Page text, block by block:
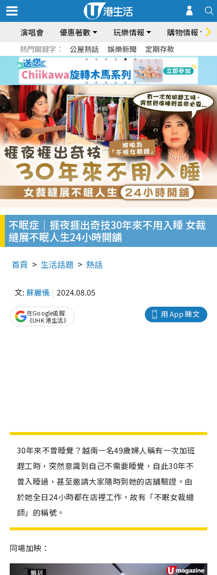
演唱會 優惠著數 玩樂情報 購物情報
熱門關鍵字： 公屋熱話 娛樂新聞 定期存款
不眠症｜捱夜捱出奇技30年來不用入睡 女裁
縫展不眠人生24小時開舖
首頁 生活話題 熱話
文: 蘇麗儀 2024.08.05
用 App 睇文
在Google追蹤
《UHK 港生活》
30年來不曾睡覺？越南一名49歲婦人稱有一次加班
趕工時，突然意識到自己不需要睡覺，自此30年不
曾入睡過，甚至邀請大家隨時到她的店舖驗證。由
於她全日24小時都在店裡工作，故有「不眠女裁縫
師」的稱號。
同場加映：